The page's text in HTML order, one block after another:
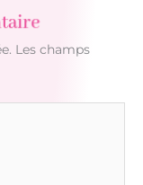
Les champs